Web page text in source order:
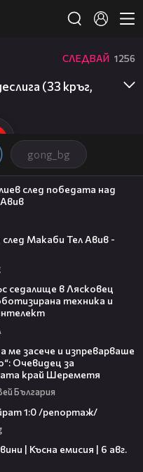
gong_bg
СЛЕДВАЙ 1256
(33 кръг,
след победата над
Макаби Тел Авив -
седалище в Лясковец
техника и
ме засече и изпреварваше
Очевидец за
край Шереметя
България
1:0 /репортаж/
| Късна емисия | 6 авг.